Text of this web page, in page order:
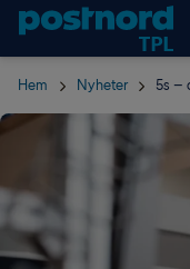
Hoppa över navigering
Hem Nyheter 5s –